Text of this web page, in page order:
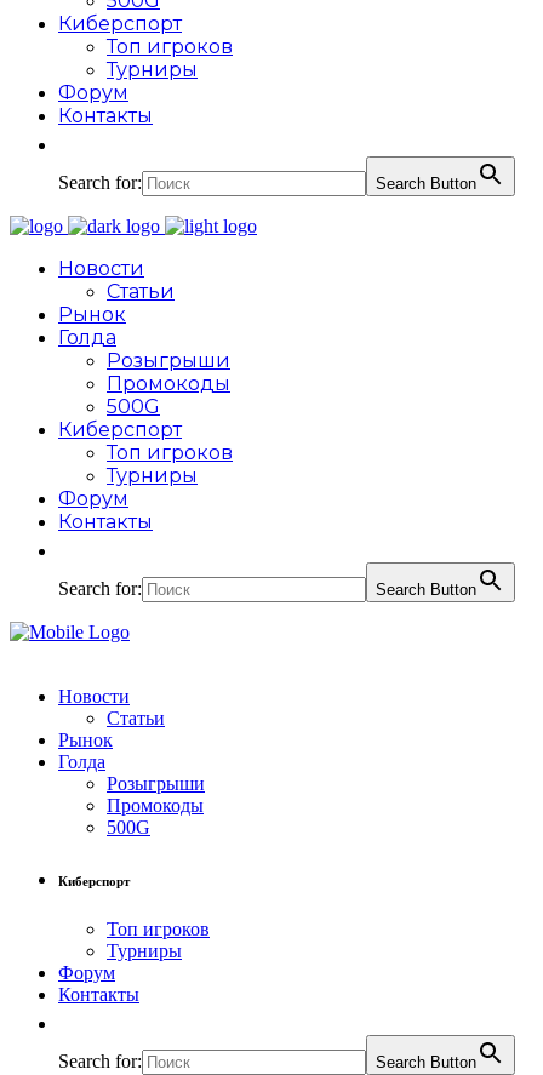
Киберспорт
Топ игроков
Турниры
Форум
Контакты
Search for: Search Button
Новости
Статьи
Рынок
Голда
Розыгрыши
Промокоды
500G
Киберспорт
Топ игроков
Турниры
Форум
Контакты
Search for: Search Button
Новости
Статьи
Рынок
Голда
Розыгрыши
Промокоды
500G
Киберспорт
Топ игроков
Турниры
Форум
Контакты
Search for: Search Button